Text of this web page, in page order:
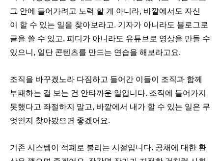
그 안에 들어가려고 노력 할 게 아니라, 바깥에서도 자신
이 할 수 있는 일을 찾아보라고. 기자가 아니라도 블로그로
글을 쓸 수 있고, 피디가 아니라도 유튜브로 영상을 만들 수
있으니, 일단 콘텐츠를 만드는 연습을 해보라고요.
조직을 바꾸겠노라 다짐하고 들어간 이들이 조직과 함께
부패하는 걸 보는 건 안타까운 일입니다. 조직에 들어가지
못했다고 좌절하지 말고, 바깥에서 내가 할 수 있는 일은 무
엇인지 찾아봤으면 좋겠어요.
기존 시스템이 적폐로 불리는 시절입니다. 공채에 대한 환